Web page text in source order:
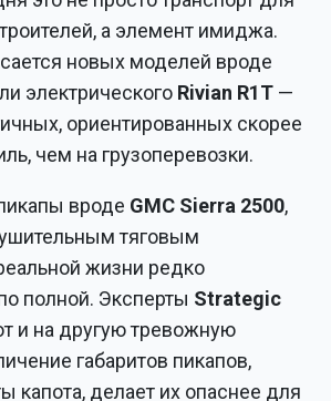
а элемент имиджа.
новых моделей вроде
электрического Rivian R1T —
ориентированных скорее
чем на грузоперевозки.
вроде GMC Sierra 2500,
тяговым
жизни редко
полной. Эксперты Strategic
и на другую тревожную
габаритов пикапов,
капота, делает их опаснее для